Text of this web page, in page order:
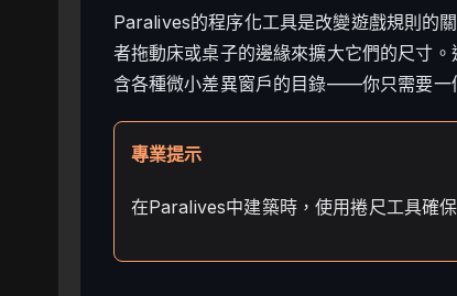
Paralives的程序化工具是改變遊戲規則的
者拖動床或桌子的邊緣來擴大它們的尺寸。
含各種微小差異窗戶的目錄——你只需要一
專業提示
在Paralives中建築時，使用捲尺工具確